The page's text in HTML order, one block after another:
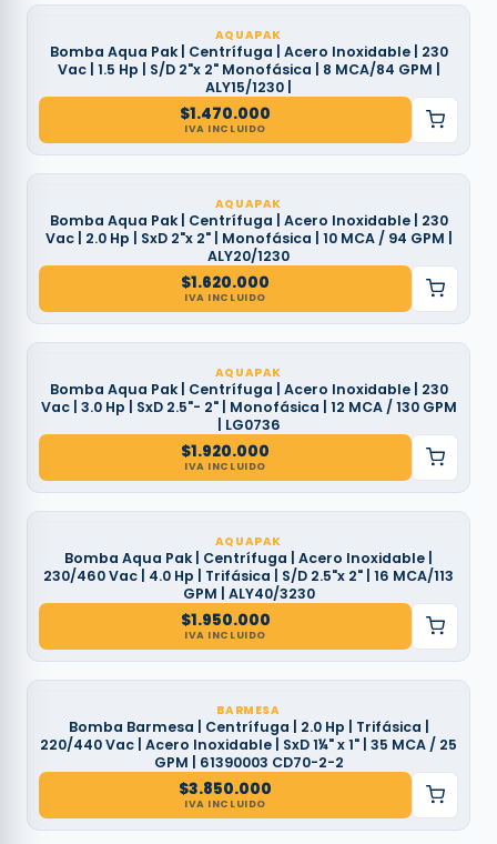
AQUAPAK
Bomba Aqua Pak | Centrífuga | Acero Inoxidable | 230
Vac | 1.5 Hp | S/D 2"x 2" Monofásica | 8 MCA/84 GPM |
ALY15/1230 |
$1.470.000
IVA INCLUIDO
AQUAPAK
Bomba Aqua Pak | Centrífuga | Acero Inoxidable | 230
Vac | 2.0 Hp | SxD 2"x 2" | Monofásica | 10 MCA / 94 GPM |
ALY20/1230
$1.620.000
IVA INCLUIDO
AQUAPAK
Bomba Aqua Pak | Centrífuga | Acero Inoxidable | 230
Vac | 3.0 Hp | SxD 2.5"- 2" | Monofásica | 12 MCA / 130 GPM
| LG0736
$1.920.000
IVA INCLUIDO
AQUAPAK
Bomba Aqua Pak | Centrífuga | Acero Inoxidable |
230/460 Vac | 4.0 Hp | Trifásica | S/D 2.5"x 2" | 16 MCA/113
GPM | ALY40/3230
$1.950.000
IVA INCLUIDO
BARMESA
Bomba Barmesa | Centrífuga | 2.0 Hp | Trifásica |
220/440 Vac | Acero Inoxidable | SxD 1¼" x 1" | 35 MCA / 25
GPM | 61390003 CD70-2-2
$3.850.000
IVA INCLUIDO